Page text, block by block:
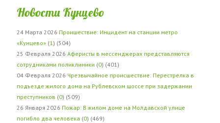
Новости Кунцево
24 Марта 2026 Проишествие: Инцидент на станции метро
«Кунцево» (1 ) (504)
25 Февраля 2026 Аферисты в мессенджерах представляются
сотрудниками поликлиники (0) (401)
04 Февраля 2026 Чрезвычайное происшествие: Перестрелка в
подъезде жилого дома на Рублевском шоссе при задержании
преступников (0) (509)
26 Января 2026 Пожар: В жилом доме на Молдавской улице
погибло два человека (0) (469)